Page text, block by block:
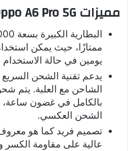
مميزات Oppo A6 Pro 5G :-
ممتازًا، حيث يمكن
يومين في حالة الاستخدام
الشاحن مع العلبة. يتم
بالكامل في غضون ساعة،
الشحن العكسي.
تصميم فريد كما هو
عالية على مقاومة الكسر